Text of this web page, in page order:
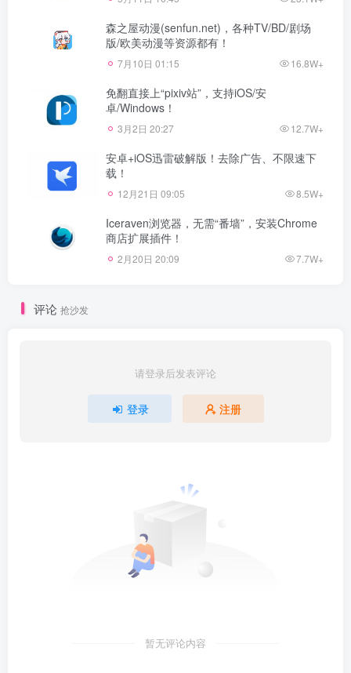
森之屋动漫(senfun.net)，各种TV/BD/剧场
版/欧美动漫等资源都有！
7月10日 01:15 16.8W+
免翻直接上“pixiv站”，支持iOS/安
卓/Windows！
3月2日 20:27 12.7W+
安卓+iOS迅雷破解版！去除广告、不限速下
载！
12月21日 09:05 8.5W+
Iceraven浏览器，无需“番墙”，安装Chrome
商店扩展插件！
2月20日 20:09 7.7W+
评论 抢沙发
请登录后发表评论
登录 注册
暂无评论内容